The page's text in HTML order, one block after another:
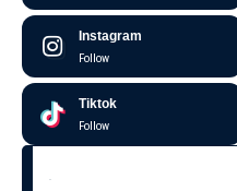
Instagram
Follow
Tiktok
Follow